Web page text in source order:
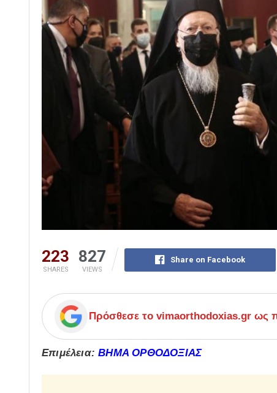
223
SHARES
827
VIEWS
Share on Facebook
Πρόσθεσε το vimaorthodoxias.gr ως
Επιμέλεια:ΒΗΜΑ ΟΡΘΟΔΟΞΙΑΣ